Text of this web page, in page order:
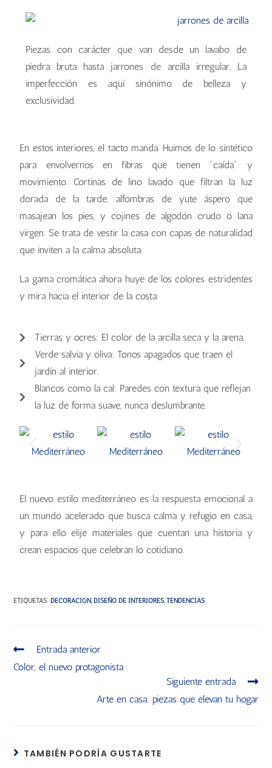
Piezas con carácter que van desde un lavabo de
piedra bruta hasta jarrones de arcilla irregular. La
imperfección es aquí sinónimo de belleza y
exclusividad.
En estos interiores, el tacto manda. Huimos de lo sintético
para envolvernos en fibras que tienen "caída" y
movimiento. Cortinas de lino lavado que filtran la luz
dorada de la tarde, alfombras de yute áspero que
masajean los pies, y cojines de algodón crudo o lana
virgen. Se trata de vestir la casa con capas de naturalidad
que inviten a la calma absoluta.
La gama cromática ahora huye de los colores estridentes
y mira hacia el interior de la costa:
Tierras y ocres: El color de la arcilla seca y la arena.
Verde salvia y oliva: Tonos apagados que traen el
jardín al interior.
Blancos como la cal: Paredes con textura que reflejan
la luz de forma suave, nunca deslumbrante.
El nuevo estilo mediterráneo es la respuesta emocional a
un mundo acelerado que busca calma y refugio en casa,
y para ello elije materiales que cuentan una historia y
crean espacios que celebran lo cotidiano.
ETIQUETAS:DECORACIÓN, DISEÑO DE INTERIORES, TENDENCIAS
Entrada anterior
Color, el nuevo protagonista
Siguiente entrada
Arte en casa: piezas que elevan tu hogar
TAMBIÉN PODRÍA GUSTARTE